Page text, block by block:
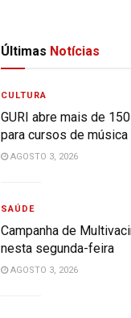
Últimas Notícias
CULTURA
GURI abre mais de
para cursos de música
AGOSTO 3, 2026
SAÚDE
Campanha de
nesta segunda-feira
AGOSTO 3, 2026